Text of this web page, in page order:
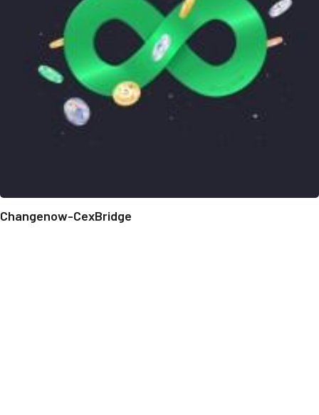
Changenow-CexBridge